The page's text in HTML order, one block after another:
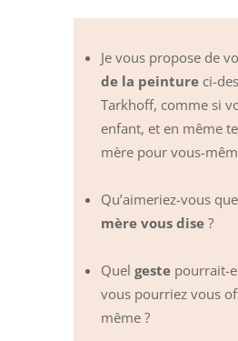
Je vous propose de
de la peintureci-
Tarkhoff, comme si
enfant, et en même
mère pour vous-
Qu’aimeriez-vous
mère vous dise?
Quel gestepourrait-
vous pourriez vous
même ?